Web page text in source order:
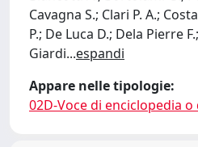
Cavagna S.; Clari P. A.;
P.; De Luca D.; Dela Pierre
Giardi...espandi
Appare nelle tipologie:
02D-Voce di enciclopedia